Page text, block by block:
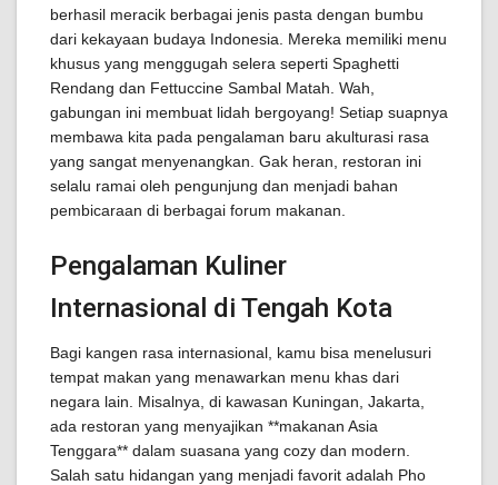
berhasil meracik berbagai jenis pasta dengan bumbu
dari kekayaan budaya Indonesia. Mereka memiliki menu
khusus yang menggugah selera seperti Spaghetti
Rendang dan Fettuccine Sambal Matah. Wah,
gabungan ini membuat lidah bergoyang! Setiap suapnya
membawa kita pada pengalaman baru akulturasi rasa
yang sangat menyenangkan. Gak heran, restoran ini
selalu ramai oleh pengunjung dan menjadi bahan
pembicaraan di berbagai forum makanan.
Pengalaman Kuliner
Internasional di Tengah Kota
Bagi kangen rasa internasional, kamu bisa menelusuri
tempat makan yang menawarkan menu khas dari
negara lain. Misalnya, di kawasan Kuningan, Jakarta,
ada restoran yang menyajikan **makanan Asia
Tenggara** dalam suasana yang cozy dan modern.
Salah satu hidangan yang menjadi favorit adalah Pho